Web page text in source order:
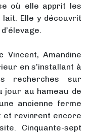
où elle apprit les
Elle y découvrit
Vincent, Amandine
en s’installant à
recherches sur
jour au hameau de
ancienne ferme
et revinrent encore
Cinquante-sept